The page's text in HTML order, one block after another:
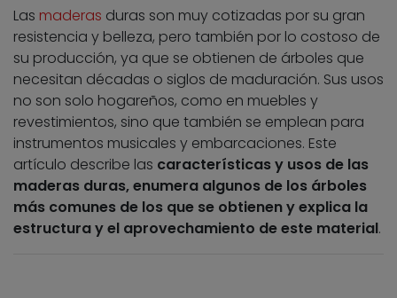
Las maderas duras son muy cotizadas por su gran
resistencia y belleza, pero también por lo costoso de
su producción, ya que se obtienen de árboles que
necesitan décadas o siglos de maduración. Sus usos
no son solo hogareños, como en muebles y
revestimientos, sino que también se emplean para
instrumentos musicales y embarcaciones. Este
artículo describe las características y usos de las
maderas duras, enumera algunos de los árboles
más comunes de los que se obtienen y explica la
estructura y el aprovechamiento de este material.